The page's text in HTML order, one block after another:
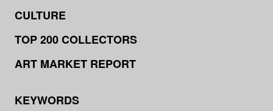
CULTURE
TOP 200 COLLECTORS
ART MARKET REPORT
KEYWORDS